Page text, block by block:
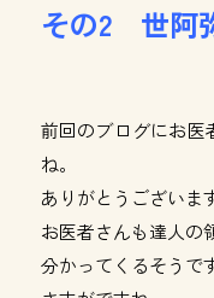
その2 世阿
前回のブログにお医
ね。
ありがとうございま
お医者さんも達人の
分かってくるそうで